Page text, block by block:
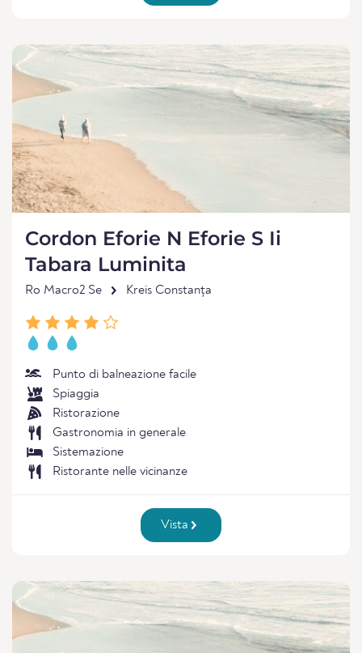
Cordon Eforie N Eforie S Ii
Tabara Luminita
Ro Macro2 Se Kreis Constanța
Punto di balneazione facile
Spiaggia
Ristorazione
Gastronomia in generale
Sistemazione
Ristorante nelle vicinanze
Vista